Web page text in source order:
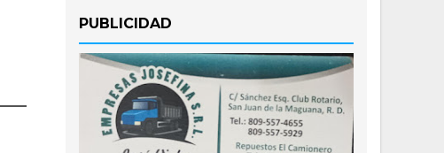
PUBLICIDAD